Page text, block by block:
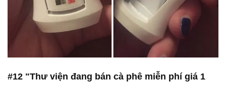
#12 "Thư viện đang bán cà phê miễn phí giá 1